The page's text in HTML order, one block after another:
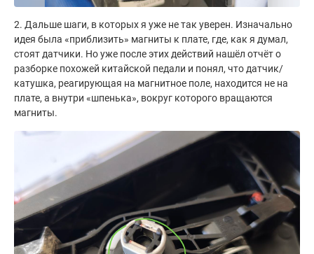
2. Дальше шаги, в которых я уже не так уверен. Изначально
идея была «приблизить» магниты к плате, где, как я думал,
стоят датчики. Но уже после этих действий нашёл отчёт о
разборке похожей китайской педали и понял, что датчик/
катушка, реагирующая на магнитное поле, находится не на
плате, а внутри «шпенька», вокруг которого вращаются
магниты.